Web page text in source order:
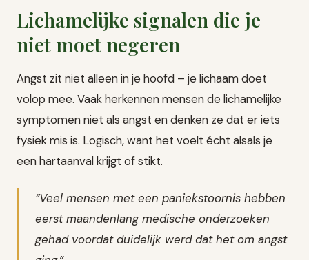
Lichamelijke signalen die je
niet moet negeren
Angst zit niet alleen in je hoofd – je lichaam doet
volop mee. Vaak herkennen mensen de lichamelijke
symptomen niet als angst en denken ze dat er iets
fysiek mis is. Logisch, want het voelt écht alsals je
een hartaanval krijgt of stikt.
“Veel mensen met een paniekstoornis hebben
eerst maandenlang medische onderzoeken
gehad voordat duidelijk werd dat het om angst